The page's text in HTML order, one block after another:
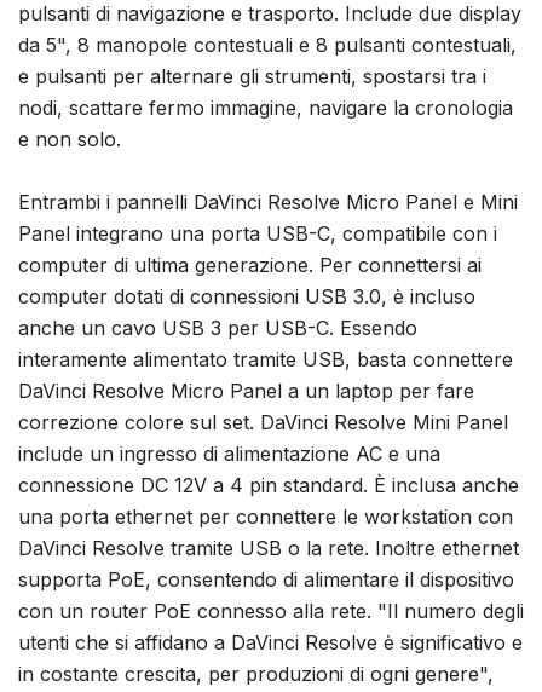
pulsanti di navigazione e trasporto. Include due display
da 5", 8 manopole contestuali e 8 pulsanti contestuali,
e pulsanti per alternare gli strumenti, spostarsi tra i
nodi, scattare fermo immagine, navigare la cronologia
e non solo.
Entrambi i pannelli DaVinci Resolve Micro Panel e Mini
Panel integrano una porta USB-C, compatibile con i
computer di ultima generazione. Per connettersi ai
computer dotati di connessioni USB 3.0, è incluso
anche un cavo USB 3 per USB-C. Essendo
interamente alimentato tramite USB, basta connettere
DaVinci Resolve Micro Panel a un laptop per fare
correzione colore sul set. DaVinci Resolve Mini Panel
include un ingresso di alimentazione AC e una
connessione DC 12V a 4 pin standard. È inclusa anche
una porta ethernet per connettere le workstation con
DaVinci Resolve tramite USB o la rete. Inoltre ethernet
supporta PoE, consentendo di alimentare il dispositivo
con un router PoE connesso alla rete. "Il numero degli
utenti che si affidano a DaVinci Resolve è significativo e
in costante crescita, per produzioni di ogni genere",